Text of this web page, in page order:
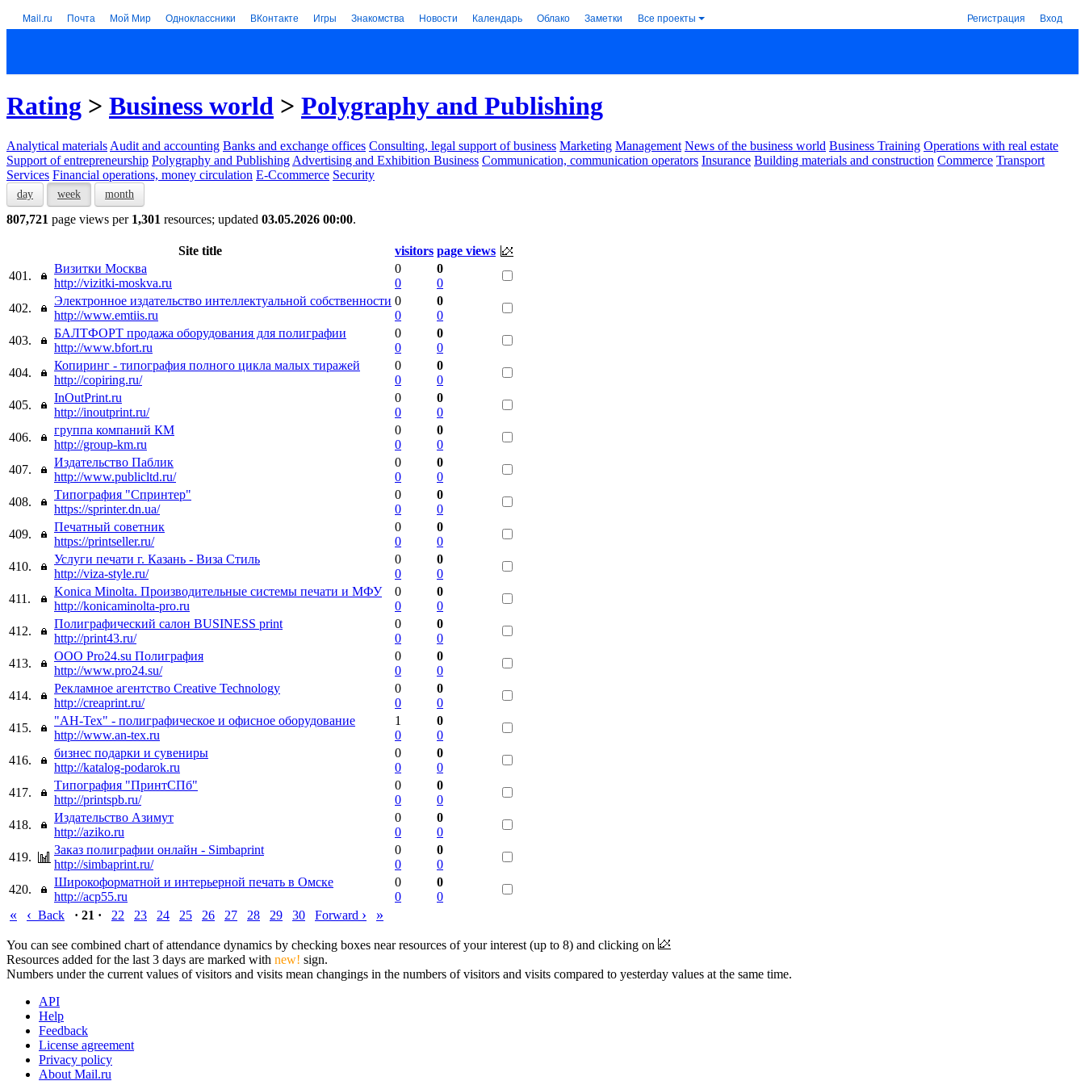
Mail.ru Почта Мой Мир Одноклассники ВКонтакте Игры Знакомства Новости Календарь Облако Заметки Все проекты Регистрация Вход
Rating > Business world > Polygraphy and Publishing
Analytical materials Audit and accounting Banks and exchange offices Consulting, legal support of business Marketing Management News of the business world Business Training Operations with real estate
Support of entrepreneurship Polygraphy and Publishing Advertising and Exhibition Business Communication, communication operators Insurance Building materials and construction Commerce Transport
Services Financial operations, money circulation E-Ccommerce Security
day week month
807,721 page views per 1,301 resources; updated 03.05.2026 00:00.
Site title visitors page views
401.
Визитки Москва
http://vizitki-moskva.ru
0
0
0
0
402.
Электронное издательство интеллектуальной собственности
http://www.emtiis.ru
0
0
0
0
403.
БАЛТФОРТ продажа оборудования для полиграфии
http://www.bfort.ru
0
0
0
0
404.
Копиринг - типография полного цикла малых тиражей
http://copiring.ru/
0
0
0
0
405.
InOutPrint.ru
http://inoutprint.ru/
0
0
0
0
406.
группа компаний КМ
http://group-km.ru
0
0
0
0
407.
Издательство Паблик
http://www.publicltd.ru/
0
0
0
0
408.
Типография "Спринтер"
https://sprinter.dn.ua/
0
0
0
0
409.
Печатный советник
https://printseller.ru/
0
0
0
0
410.
Услуги печати г. Казань - Виза Стиль
http://viza-style.ru/
0
0
0
0
411.
Konica Minolta. Производительные системы печати и МФУ
http://konicaminolta-pro.ru
0
0
0
0
412.
Полиграфический салон BUSINESS print
http://print43.ru/
0
0
0
0
413.
ООО Pro24.su Полиграфия
http://www.pro24.su/
0
0
0
0
414.
Рекламное агентство Creative Technology
http://creaprint.ru/
0
0
0
0
415.
"АН-Тех" - полиграфическое и офисное оборудование
http://www.an-tex.ru
1
0
0
0
416.
бизнес подарки и сувениры
http://katalog-podarok.ru
0
0
0
0
417.
Типография "ПринтСПб"
http://printspb.ru/
0
0
0
0
418.
Издательство Азимут
http://aziko.ru
0
0
0
0
419.
Заказ полиграфии онлайн - Simbaprint
http://simbaprint.ru/
0
0
0
0
420.
Широкоформатной и интерьерной печать в Омске
http://acp55.ru
0
0
0
0
« ‹ Back · 21 · 22 23 24 25 26 27 28 29 30 Forward › »
You can see combined chart of attendance dynamics by checking boxes near resources of your interest (up to 8) and clicking on
Resources added for the last 3 days are marked with new! sign.
Numbers under the current values of visitors and visits mean changings in the numbers of visitors and visits compared to yesterday values at the same time.
API
Help
Feedback
License agreement
Privacy policy
About Mail.ru